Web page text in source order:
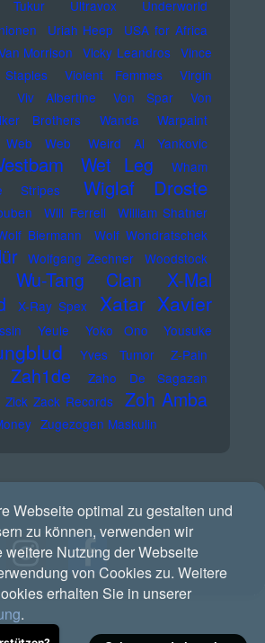
Tukur Ultravox Underworld
Uriah Heep
USA for Africa
Morrison Vicky Leandros Vince
Violent Femmes
Virgin
Viv Albertine Von Spar
Von
Brothers Wanda Warpaint
Web Web Weird Al Yankovic
Wet Leg
Wham
Stripes Wiglaf Droste
Will Ferrell
William Shatner
Biermann Wolf Wondratschek
Wolfgang Zechner
Woodstock
Wu-Tang Clan
X-Mal
X-Ray Spex Xatar Xavier
Yeule Yoko Ono
Yousuke
Yves Tumor
Z-Pain
Zah1de
Zaho De Sagazan
Zick Zack Records Zoh Amba
Zugezogen Maskulin
Webseite optimal zu gestalten und
zu können, verwenden wir
Nutzung der Webseite
von Cookies zu. Weitere
erhalten Sie in unserer
.